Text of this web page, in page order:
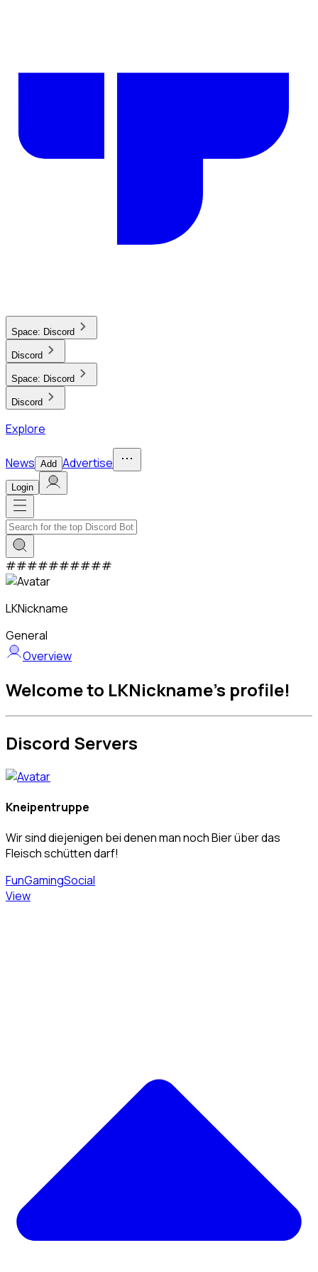
Space: Discord
Discord
Space: Discord
Discord
Explore
News Add Advertise
Login
##########
LKNickname
General
Overview
Welcome to LKNickname's profile!
Discord Servers
Kneipentruppe
Wir sind diejenigen bei denen man noch Bier über das
Fleisch schütten darf!
FunGamingSocial
View